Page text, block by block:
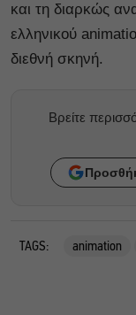
και τη διαρκώς
ελληνικού
διεθνή σκηνή.
Βρείτε
TAGS: animation